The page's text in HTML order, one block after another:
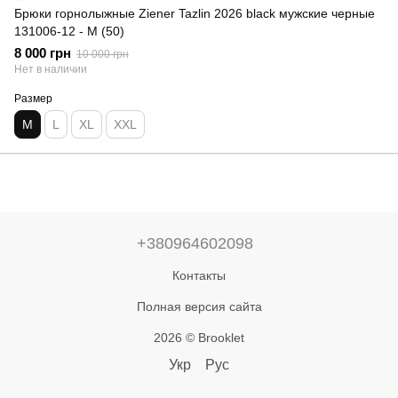
Брюки горнолыжные Ziener Tazlin 2026 black мужские черные
131006-12 - M (50)
8 000 грн 10 000 грн
Нет в наличии
Размер
M L XL XXL
+380964602098
Контакты
Полная версия сайта
2026 © Brooklet
Укр Рус